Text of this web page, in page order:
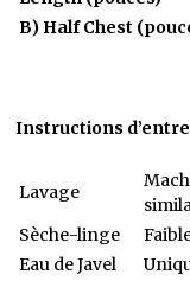
B) Half Chest
Instructions
Lavage
Sèche-linge
Eau de Javel